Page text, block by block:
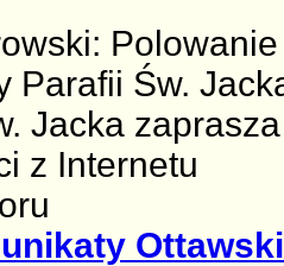
Parafii Św.
Jacka zaprasza
z Internetu